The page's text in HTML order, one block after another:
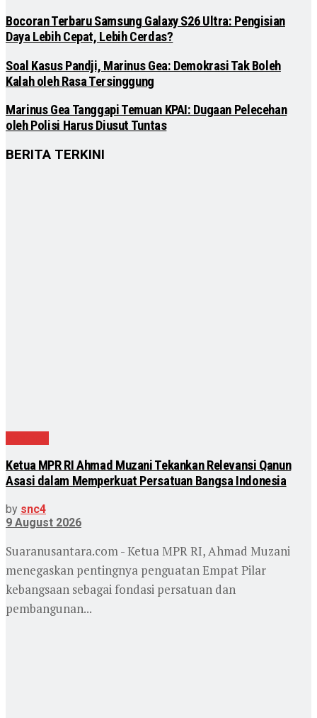
Bocoran Terbaru Samsung Galaxy S26 Ultra: Pengisian
Daya Lebih Cepat, Lebih Cerdas?
Soal Kasus Pandji, Marinus Gea: Demokrasi Tak Boleh
Kalah oleh Rasa Tersinggung
Marinus Gea Tanggapi Temuan KPAI: Dugaan Pelecehan
oleh Polisi Harus Diusut Tuntas
BERITA TERKINI
Ketua MPR RI Ahmad Muzani Tekankan Relevansi Qanun
Asasi dalam Memperkuat Persatuan Bangsa Indonesia
by snc4
9 August 2026
Suaranusantara.com - Ketua MPR RI, Ahmad Muzani
menegaskan pentingnya penguatan Empat Pilar
kebangsaan sebagai fondasi persatuan dan
pembangunan...